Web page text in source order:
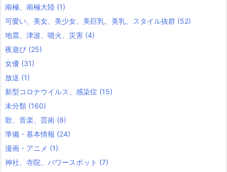
南極、南極大陸 (1)
可愛い、美女、美少女、美巨乳、美乳、スタイル抜群 (52)
地震、津波、噴火、災害 (4)
夜遊び (25)
女優 (31)
放送 (1)
新型コロナウイルス、感染症 (15)
未分類 (160)
歌、音楽、芸術 (8)
準備・基本情報 (24)
漫画・アニメ (1)
神社、寺院、パワースポット (7)